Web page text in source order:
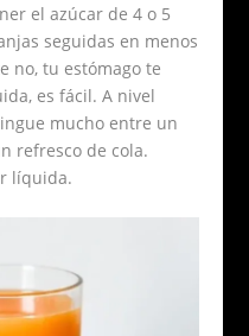
el azúcar de 4 o 5
seguidas en menos
no, tu estómago te
es fácil. A nivel
mucho entre un
refresco de cola.
líquida.